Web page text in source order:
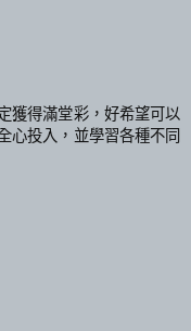
獲得滿堂彩，好希望可以
心投入，並學習各種不同